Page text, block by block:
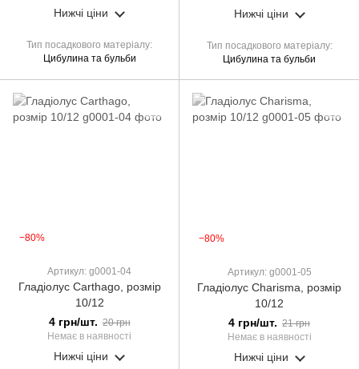
Нижчі ціни
Тип посадкового матеріалу
Цибулина та бульби
Нижчі ціни
Тип посадкового матеріалу
Цибулина та бульби
−80%
Артикул: g0001-04
Гладіолус Carthago, розмір
10/12
4 грн/шт. 20 грн
Немає в наявності
Нижчі ціни
−80%
Артикул: g0001-05
Гладіолус Charisma, розмір
10/12
4 грн/шт. 21 грн
Немає в наявності
Нижчі ціни